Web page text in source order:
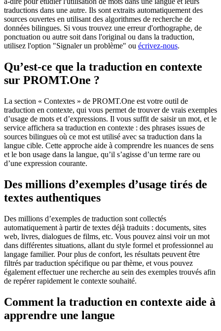
traductions dans une autre. Ils sont extraits automatiquement des
sources ouvertes en utilisant des algorithmes de recherche de
données bilingues. Si vous trouvez une erreur d'orthographe, de
ponctuation ou autre soit dans l'original ou dans la traduction,
utilisez l'option "Signaler un problème" ou écrivez-nous.
Qu’est-ce que la traduction en contexte
sur PROMT.One ?
La section « Contextes » de PROMT.One est votre outil de
traduction en contexte, qui vous permet de trouver de vrais exemples
d’usage de mots et d’expressions. Il vous suffit de saisir un mot, et le
service affichera sa traduction en contexte : des phrases issues de
sources bilingues où ce mot est utilisé avec sa traduction dans la
langue cible. Cette approche aide à comprendre les nuances de sens
et le bon usage dans la langue, qu’il s’agisse d’un terme rare ou
d’une expression courante.
Des millions d’exemples d’usage tirés de
textes authentiques
Des millions d’exemples de traduction sont collectés
automatiquement à partir de textes déjà traduits : documents, sites
web, livres, dialogues de films, etc. Vous pouvez ainsi voir un mot
dans différentes situations, allant du style formel et professionnel au
langage familier. Pour plus de confort, les résultats peuvent être
filtrés par traduction spécifique ou par thème, et vous pouvez
également effectuer une recherche au sein des exemples trouvés afin
de repérer rapidement le contexte souhaité.
Comment la traduction en contexte aide à
apprendre une langue